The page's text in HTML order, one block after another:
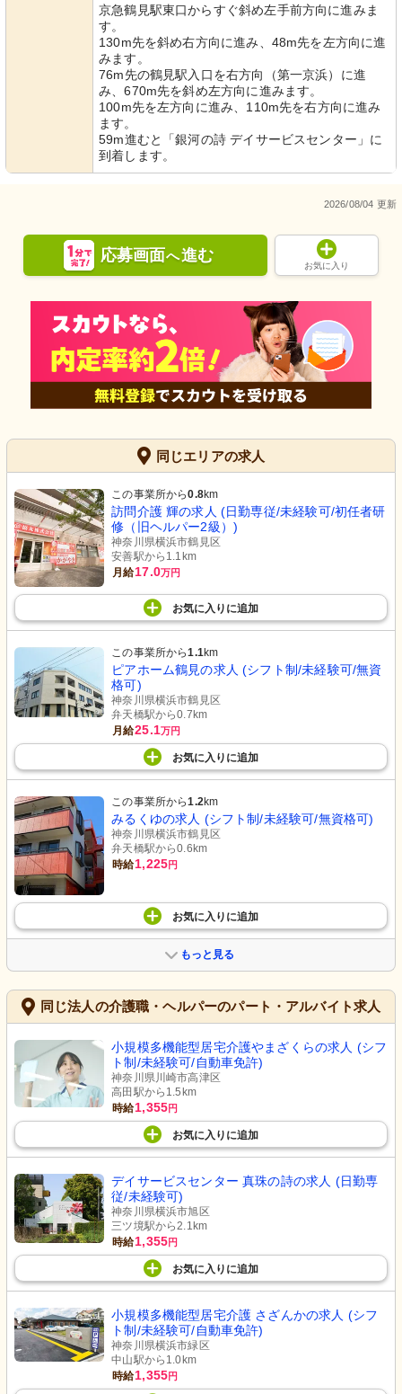
京急鶴見駅東口からすぐ斜め左手前方向に進みま
す。
130m先を斜め右方向に進み、48m先を左方向に進
みます。
76m先の鶴見駅入口を右方向（第一京浜）に進
み、670m先を斜め左方向に進みます。
100m先を左方向に進み、110m先を右方向に進み
ます。
59m進むと「銀河の詩 デイサービスセンター」に
到着します。
2026/08/04 更新
応募画面へ進む
お気に入り
同じエリアの求人
この事業所から0.8km
訪問介護 輝の求人 (日勤専従/未経験可/初任者研
修（旧ヘルパー2級）)
神奈川県横浜市鶴見区
安善駅から1.1km
月給17.0万円
お気に入り に追加
この事業所から1.1km
ピアホーム鶴見の求人 (シフト制/未経験可/無資
格可)
神奈川県横浜市鶴見区
弁天橋駅から0.7km
月給25.1万円
お気に入り に追加
この事業所から1.2km
みるくゆの求人 (シフト制/未経験可/無資格可)
神奈川県横浜市鶴見区
弁天橋駅から0.6km
時給1,225円
お気に入り に追加
もっと見る
同じ法人の介護職・ヘルパーのパート・アルバイト求人
小規模多機能型居宅介護やまざくらの求人 (シフ
ト制/未経験可/自動車免許)
神奈川県川崎市高津区
高田駅から1.5km
時給1,355円
お気に入り に追加
デイサービスセンター 真珠の詩の求人 (日勤専
従/未経験可)
神奈川県横浜市旭区
三ツ境駅から2.1km
時給1,355円
お気に入り に追加
小規模多機能型居宅介護 さざんかの求人 (シフ
ト制/未経験可/自動車免許)
神奈川県横浜市緑区
中山駅から1.0km
時給1,355円